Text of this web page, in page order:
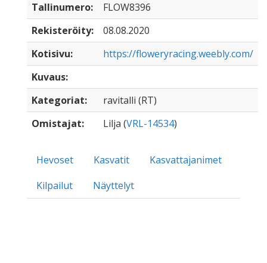
Tallinumero:
FLOW8396
Rekisteröity:
08.08.2020
Kotisivu:
https://floweryracing.weebly.com/
Kuvaus:
Kategoriat:
ravitalli (RT)
Omistajat:
Lilja (VRL-14534)
Hevoset Kasvatit
Kasvattajanimet
Kilpailut
Näyttelyt